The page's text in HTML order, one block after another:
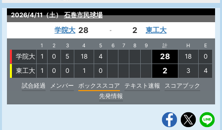
2026/4/11（土） 石巻市民球場
学院大 28 - 2 東工大
1 2 3 4 5 6 7 8 9 計 H E
学院大 1 0 5 18 4 28 18
0
東工大
1 0 0 1 0 2 3
4
試合経過
メンバー ボックススコア テキスト速報
スコアブック
先発情報